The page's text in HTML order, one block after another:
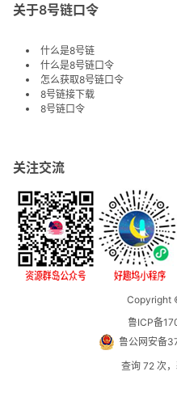
关于8号链口令
什么是8号链
什么是8号链口令
怎么获取8号链口令
8号链接下载
8号链口令
关注交流
Copyright
鲁ICP备
鲁公网安备
查询 72 次